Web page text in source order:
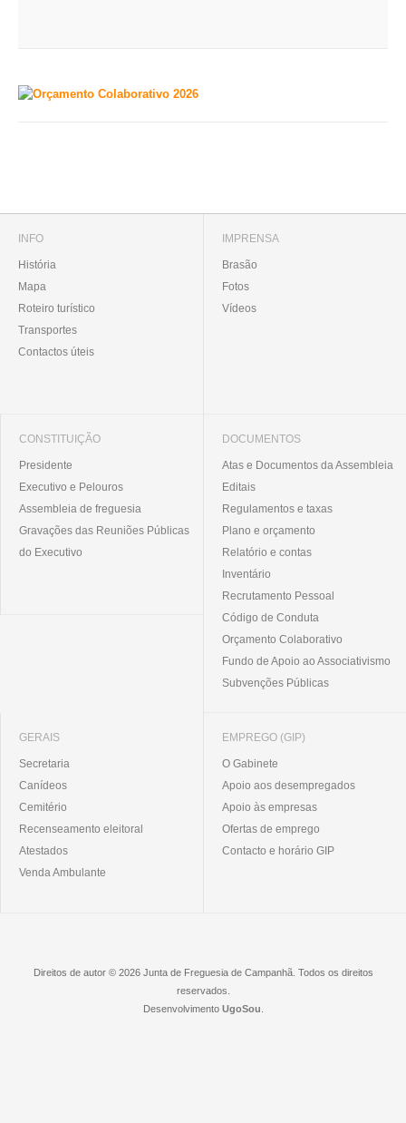
INFO
História
Mapa
Roteiro turístico
Transportes
Contactos úteis
IMPRENSA
Brasão
Fotos
Vídeos
CONSTITUIÇÃO
Presidente
Executivo e Pelouros
Assembleia de freguesia
Gravações das Reuniões Públicas
do Executivo
DOCUMENTOS
Atas e Documentos da Assembleia
Editais
Regulamentos e taxas
Plano e orçamento
Relatório e contas
Inventário
Recrutamento Pessoal
Código de Conduta
Orçamento Colaborativo
Fundo de Apoio ao Associativismo
Subvenções Públicas
GERAIS
Secretaria
Canídeos
Cemitério
Recenseamento eleitoral
Atestados
Venda Ambulante
EMPREGO (GIP)
O Gabinete
Apoio aos desempregados
Apoio às empresas
Ofertas de emprego
Contacto e horário GIP
Direitos de autor © 2026 Junta de Freguesia de Campanhã. Todos os direitos
reservados.
Desenvolvimento UgoSou.